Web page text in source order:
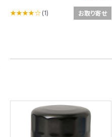
★★★★☆ (1) お取り寄せ